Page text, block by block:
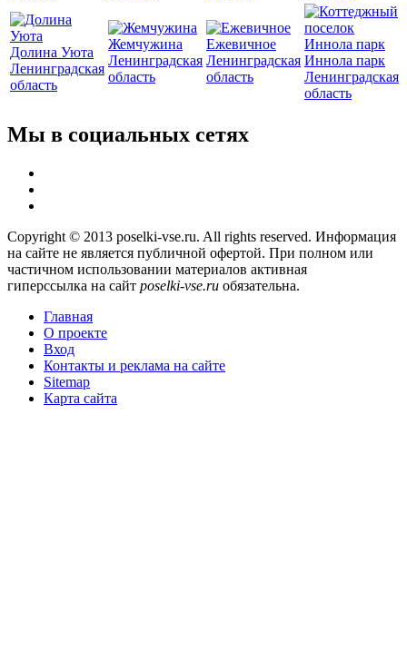
Долина Уюта
Ленинградская
область
Жемчужина
Ленинградская
область
Ежевичное
Ленинградская
область
Иннола парк
Ленинградская
область
Мы в социальных сетях
Copyright © 2013 poselki-vse.ru. All rights reserved. Информация
на сайте не является публичной офертой. При полном или
частичном использовании материалов активная
гиперссылка на сайт poselki-vse.ru​ обязательна.
Главная
О проекте
Вход
Контакты и реклама на сайте
Sitemap
Карта сайта